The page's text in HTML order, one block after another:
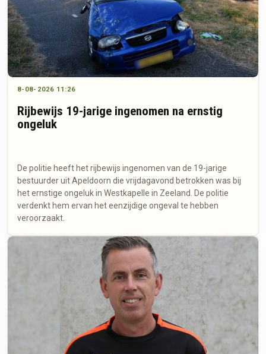
8-08-2026 11:26
Rijbewijs 19-jarige ingenomen na ernstig
ongeluk
De politie heeft het rijbewijs ingenomen van de 19-jarige
bestuurder uit Apeldoorn die vrijdagavond betrokken was bij
het ernstige ongeluk in Westkapelle in Zeeland. De politie
verdenkt hem ervan het eenzijdige ongeval te hebben
veroorzaakt.